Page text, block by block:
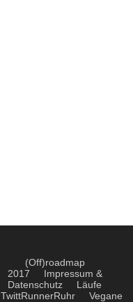
(Off)roadmap
2017
Impressum &
Datenschutz
Läufe
TwittRunnerRuhr
Vegane